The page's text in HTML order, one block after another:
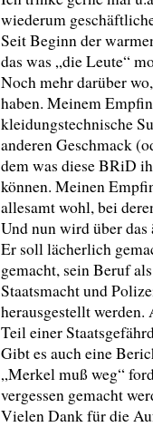
wiederum
Seit Beginn der
das was „die Leute“
Noch mehr darüber
haben. Meinem
kleidungstechnische
anderen Geschmack
dem was diese BRiD
können. Meinen
allesamt wohl, bei
Und nun wird über
Er soll lächerlich
gemacht, sein Beruf
Staatsmacht und
herausgestellt
Teil einer
Gibt es auch eine
„Merkel muß weg“
vergessen gemacht
Vielen Dank für die